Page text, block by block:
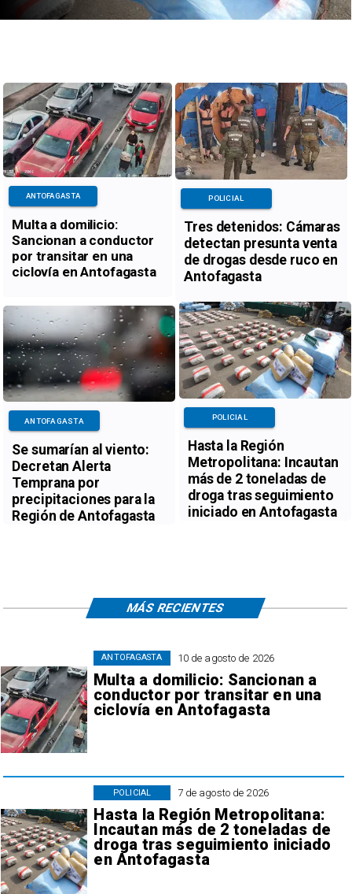
Multa a domilicio:
Sancionan a conductor
por transitar en una
ciclovía en Antofagasta
ANTOFAGASTA
Tres detenidos: Cámaras
detectan presunta venta
de drogas desde ruco en
Antofagasta
POLICIAL
Se sumarían al viento:
Decretan Alerta
Temprana por
precipitaciones para la
Región de Antofagasta
ANTOFAGASTA
Hasta la Región
Metropolitana: Incautan
más de 2 toneladas de
droga tras seguimiento
iniciado en Antofagasta
POLICIAL
10 de agosto de 2026
Multa a domilicio: Sancionan a
conductor por transitar en una
ciclovía en Antofagasta
ANTOFAGASTA
7 de agosto de 2026
Hasta la Región Metropolitana:
Incautan más de 2 toneladas de
droga tras seguimiento iniciado
en Antofagasta
POLICIAL
MÁS RECIENTES